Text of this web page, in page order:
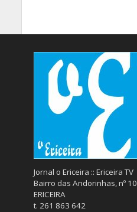
Jornal o Ericeira :: Ericeira TV
Bairro das Andorinhas, nº 10
ERICEIRA
t. 261 863 642